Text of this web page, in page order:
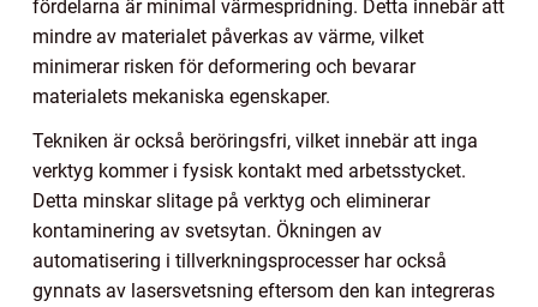
fördelarna är minimal värmespridning. Detta innebär att
mindre av materialet påverkas av värme, vilket
minimerar risken för deformering och bevarar
materialets mekaniska egenskaper.
Tekniken är också beröringsfri, vilket innebär att inga
verktyg kommer i fysisk kontakt med arbetsstycket.
Detta minskar slitage på verktyg och eliminerar
kontaminering av svetsytan. Ökningen av
automatisering i tillverkningsprocesser har också
gynnats av lasersvetsning eftersom den kan integreras